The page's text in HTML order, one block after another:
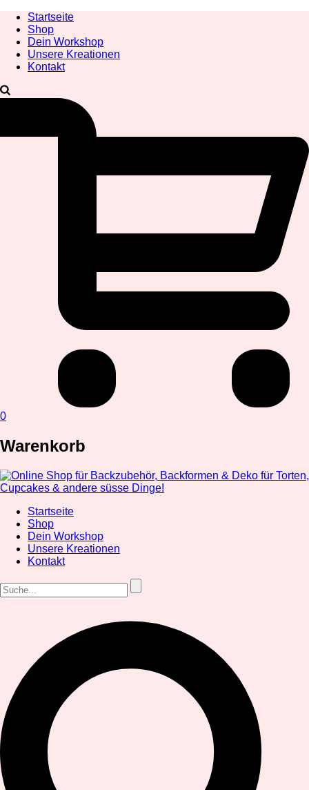
Startseite
Shop
Dein Workshop
Unsere Kreationen
Kontakt
0
Warenkorb
Startseite
Shop
Dein Workshop
Unsere Kreationen
Kontakt